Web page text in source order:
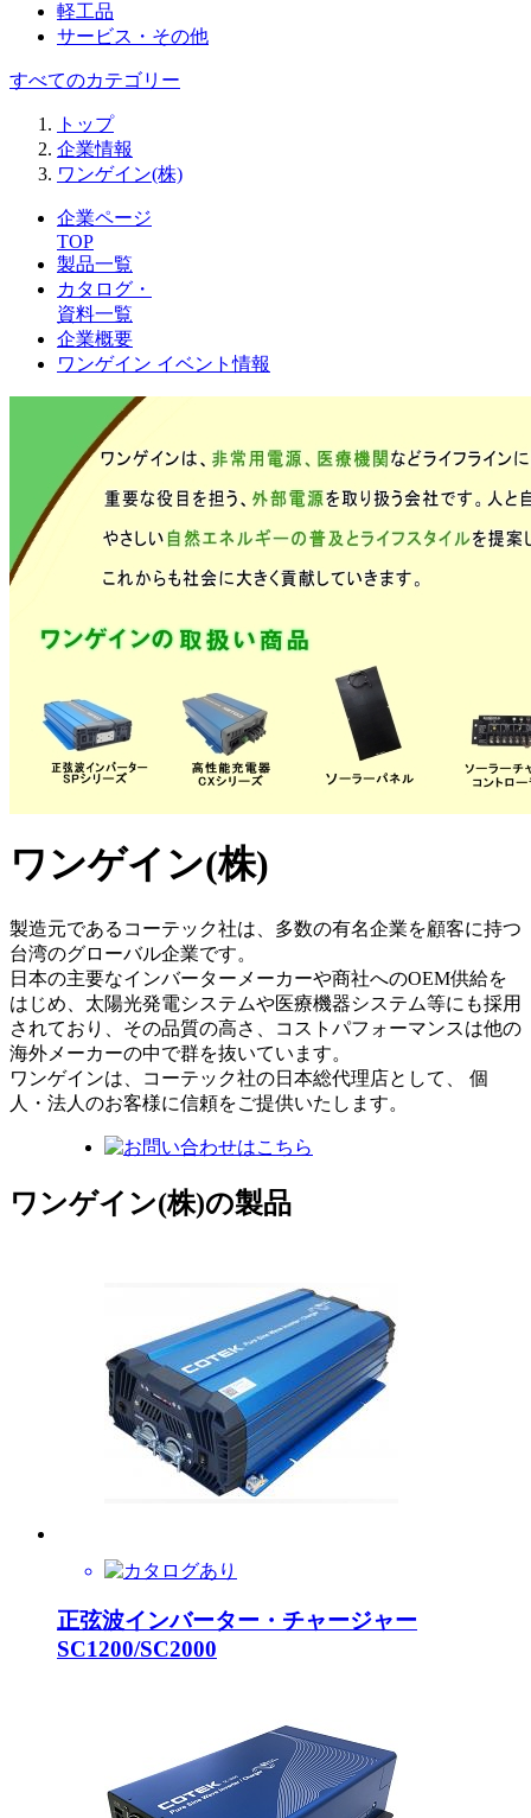
軽工品
サービス・その他
すべてのカテゴリー
トップ
企業情報
ワンゲイン(株)
企業ページ
TOP
製品一覧
カタログ・
資料一覧
企業概要
ワンゲイン イベント情報
ワンゲイン(株)
製造元であるコーテック社は、多数の有名企業を顧客に持つ
台湾のグローバル企業です。
日本の主要なインバーターメーカーや商社へのOEM供給を
はじめ、太陽光発電システムや医療機器システム等にも採用
されており、その品質の高さ、コストパフォーマンスは他の
海外メーカーの中で群を抜いています。
ワンゲインは、コーテック社の日本総代理店として、 個
人・法人のお客様に信頼をご提供いたします。
ワンゲイン(株)の製品
正弦波インバーター・チャージャー
SC1200/SC2000